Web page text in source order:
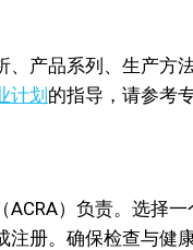
产品系列、生产方
计划 的指导，请参考
）负责。选择
册。确保检查与健